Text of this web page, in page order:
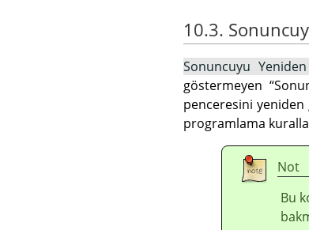
10.3.
Sonuncuyu
göstermeyen “
penceresini yeniden
programlama
Not
Bu